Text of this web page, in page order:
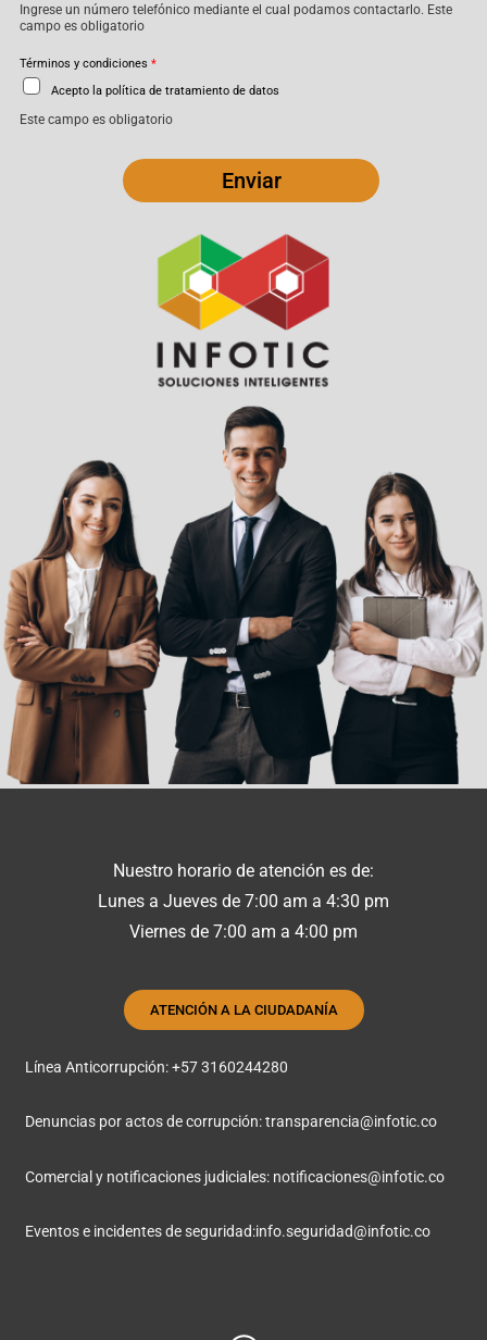
Ingrese un número telefónico mediante el cual podamos contactarlo. Este
campo es obligatorio
Términos y condiciones *
Acepto la política de tratamiento de datos
Este campo es obligatorio
Enviar
Nuestro horario de atención es de:
Lunes a Jueves de 7:00 am a 4:30 pm
Viernes de 7:00 am a 4:00 pm
ATENCIÓN A LA CIUDADANÍA
Línea Anticorrupción: +57 3160244280
Denuncias por actos de corrupción:transparencia@infotic.co
Comercial y notificaciones judiciales: notificaciones@infotic.co
Eventos e incidentes de seguridad:info.seguridad@infotic.co